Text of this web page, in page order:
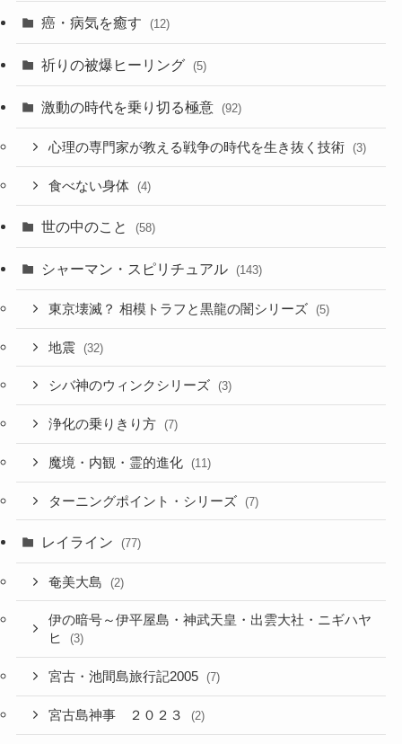
癌・病気を癒す (12)
祈りの被爆ヒーリング (5)
激動の時代を乗り切る極意 (92)
心理の専門家が教える戦争の時代を生き抜く技術 (3)
食べない身体 (4)
世の中のこと (58)
シャーマン・スピリチュアル (143)
東京壊滅？ 相模トラフと黒龍の闇シリーズ (5)
地震 (32)
シバ神のウィンクシリーズ (3)
浄化の乗りきり方 (7)
魔境・内観・霊的進化 (11)
ターニングポイント・シリーズ (7)
レイライン (77)
奄美大島 (2)
伊の暗号～伊平屋島・神武天皇・出雲大社・ニギハヤ
ヒ
(3)
宮古・池間島旅行記2005 (7)
宮古島神事 ２０２３ (2)